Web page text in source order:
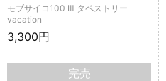
モブサイコ100 Ⅲ タペストリー
vacation
3,300円
完売